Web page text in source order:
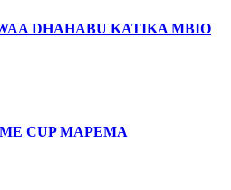
DHAHABU KATIKA MBIO
CUP MAPEMA